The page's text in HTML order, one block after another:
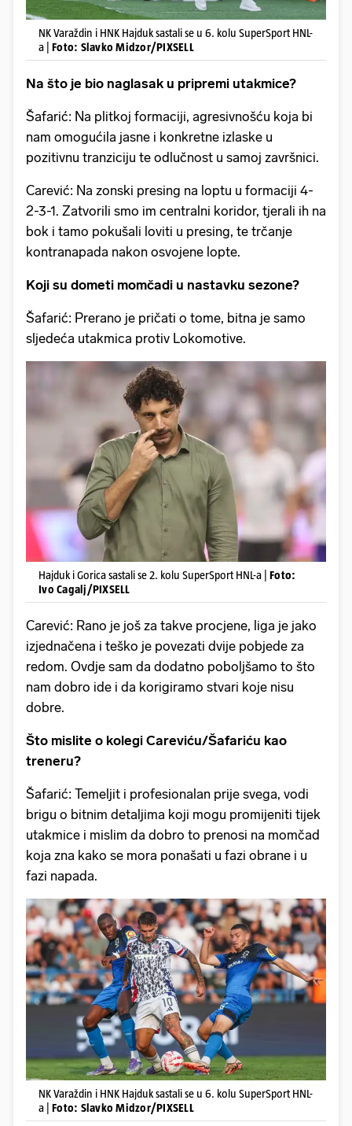
NK Varaždin i HNK Hajduk sastali se u 6. kolu SuperSport HNL-
a | Foto: Slavko Midzor/PIXSELL
Na što je bio naglasak u pripremi utakmice?
Šafarić: Na plitkoj formaciji, agresivnošću koja bi
nam omogućila jasne i konkretne izlaske u
pozitivnu tranziciju te odlučnost u samoj završnici.
Carević: Na zonski presing na loptu u formaciji 4-
2-3-1. Zatvorili smo im centralni koridor, tjerali ih na
bok i tamo pokušali loviti u presing, te trčanje
kontranapada nakon osvojene lopte.
Koji su dometi momčadi u nastavku sezone?
Šafarić: Prerano je pričati o tome, bitna je samo
sljedeća utakmica protiv Lokomotive.
Hajduk i Gorica sastali se 2. kolu SuperSport HNL-a | Foto:
Ivo Cagalj/PIXSELL
Carević: Rano je još za takve procjene, liga je jako
izjednačena i teško je povezati dvije pobjede za
redom. Ovdje sam da dodatno poboljšamo to što
nam dobro ide i da korigiramo stvari koje nisu
dobre.
Što mislite o kolegi Careviću/Šafariću kao
treneru?
Šafarić: Temeljit i profesionalan prije svega, vodi
brigu o bitnim detaljima koji mogu promijeniti tijek
utakmice i mislim da dobro to prenosi na momčad
koja zna kako se mora ponašati u fazi obrane i u
fazi napada.
NK Varaždin i HNK Hajduk sastali se u 6. kolu SuperSport HNL-
a | Foto: Slavko Midzor/PIXSELL